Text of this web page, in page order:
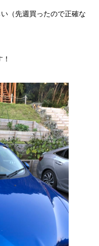
（先週買ったので正確な